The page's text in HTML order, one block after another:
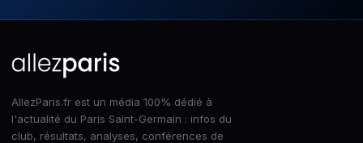
AllezParis.fr est un média 100% dédié à
l'actualité du Paris Saint-Germain : infos du
club, résultats, analyses, conférences de